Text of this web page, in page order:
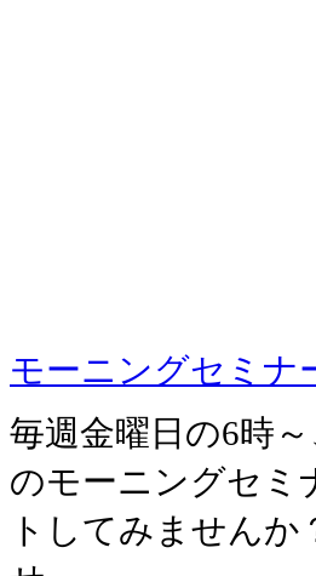
モーニングセミナ
毎週金曜日の6時
のモーニングセミ
トしてみません